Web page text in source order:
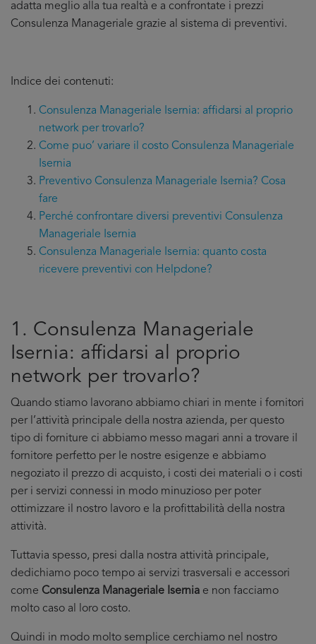
adatta meglio alla tua realtà e a confrontate i prezzi
Consulenza Manageriale grazie al sistema di preventivi.
Indice dei contenuti:
Consulenza Manageriale Isernia: affidarsi al proprio
network per trovarlo?
Come puo’ variare il costo Consulenza Manageriale
Isernia
Preventivo Consulenza Manageriale Isernia? Cosa
fare
Perché confrontare diversi preventivi Consulenza
Manageriale Isernia
Consulenza Manageriale Isernia: quanto costa
ricevere preventivi con Helpdone?
1. Consulenza Manageriale
Isernia: affidarsi al proprio
network per trovarlo?
Quando stiamo lavorano abbiamo chiari in mente i fornitori
per l’attività principale della nostra azienda, per questo
tipo di forniture ci abbiamo messo magari anni a trovare il
fornitore perfetto per le nostre esigenze e abbiamo
negoziato il prezzo di acquisto, i costi dei materiali o i costi
per i servizi connessi in modo minuzioso per poter
ottimizzare il nostro lavoro e la profittabilità della nostra
attività.
Tuttavia spesso, presi dalla nostra attività principale,
dedichiamo poco tempo ai servizi trasversali e accessori
come Consulenza Manageriale Isernia e non facciamo
molto caso al loro costo.
Quindi in modo molto semplice cerchiamo nel nostro